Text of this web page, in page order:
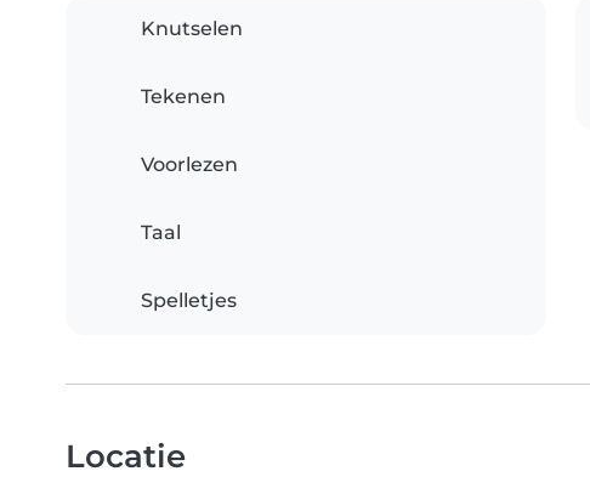
Knutselen
Tekenen
Voorlezen
Taal
Spelletjes
Locatie